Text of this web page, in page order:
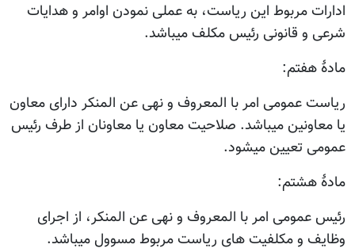
ادارات مربوط این ریاست، به عملی نمودن اوامر و هدایات
شرعی و قانونی رئیس مکلف میباشد.
مادۀ هفتم:
ریاست عمومی امر با المعروف و نهی عن المنکر دارای معاون
یا معاونین میباشد. صلاحیت معاون یا معاونان از طرف رئیس
عمومی تعیین میشود.
مادۀ هشتم:
رئیس عمومی امر با المعروف و نهی عن المنکر، از اجرای
وظایف و مکلفیت های ریاست مربوط مسوول میباشد.